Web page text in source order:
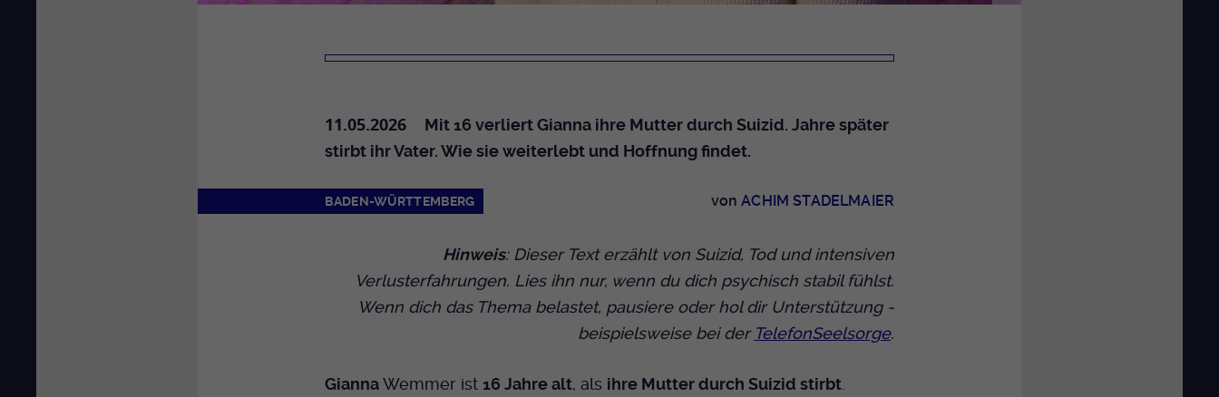
11.05.2026
Mit 16 verliert Gianna ihre Mutter durch Suizid. Jahre später
stirbt ihr Vater. Wie sie weiterlebt und Hoffnung findet.
BADEN-WÜRTTEMBERG vonACHIM STADELMAIER
Hinweis: Dieser Text erzählt von Suizid, Tod und intensiven
Verlusterfahrungen. Lies ihn nur, wenn du dich psychisch stabil fühlst.
Wenn dich das Thema belastet, pausiere oder hol dir Unterstützung -
beispielsweise bei der TelefonSeelsorge.
GiannaWemmer ist 16 Jahre alt, als ihre Mutter durch Suizid stirbt.
eingelogged ist und die Seite bearbeiten darf.
Anbieter EKHN
Laufzeit
Zweck
ob ein Benutzer im TYPO3 Frontend
eingelogged ist und die Seite bearbeiten darf.
PHPSESSID
Anbieter EKHN
Anbieter Medienhaus der EKHN GmbH
Name
Laufzeit 30 Minuten
Zur Speicherung kurzfristiger Informationen
über den Besuch.
Marketing
Name _fbp
Laufzeit
Zweck Anzeigen / Ads
Cookie-Informationen anzeigen
Instagram